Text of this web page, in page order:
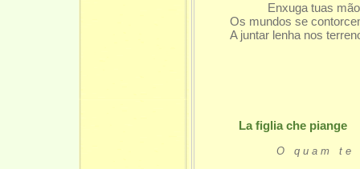
Enxuga tuas
Os mundos se
A juntar lenha nos
La figlia che piange
O quam